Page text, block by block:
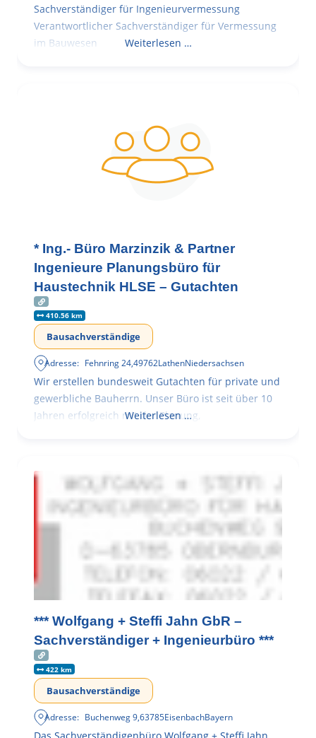
Sachverständiger für Ingenieurvermessung
Verantwortlicher Sachverständiger für Vermessung
im Bauwesen
Weiterlesen …
* Ing.- Büro Marzinzik & Partner
Ingenieure Planungsbüro für
Haustechnik HLSE – Gutachten
410.56 km
Bausachverständige
Adresse: Fehnring 24,49762LathenNiedersachsen
Wir erstellen bundesweit Gutachten für private und
gewerbliche Bauherrn. Unser Büro ist seit über 10
Jahren erfolgreich mit der Planung,
Weiterlesen …
*** Wolfgang + Steffi Jahn GbR –
Sachverständiger + Ingenieurbüro ***
422 km
Bausachverständige
Adresse: Buchenweg 9,63785EisenbachBayern
Das Sachverständigenbüro Wolfgang + Steffi Jahn